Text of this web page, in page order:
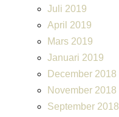
Juli 2019
April 2019
Mars 2019
Januari 2019
December 2018
November 2018
September 2018